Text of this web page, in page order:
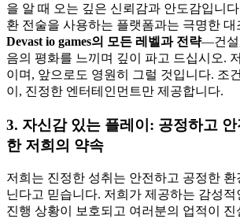
을 알 때 오는 깊은 신뢰감과 안도감입니
환 전술을 사용하는 플랫폼과는 극명한 대
Devast io games의 모든 레벨과 전략—건설
음의 평화를 느끼며 깊이 파고 드십시오.
이며, 앞으로도 영원히 그럴 것입니다. 조
이, 진정한 엔터테인먼트만 제공합니다.
3. 자신감 있는 플레이: 공정하고 안
한 저희의 약속
저희는 진정한 성취는 안전하고 공정한 환
닌다고 믿습니다. 저희가 제공하는 감성적
진행 상황이 보호되고 여러분의 업적이 진